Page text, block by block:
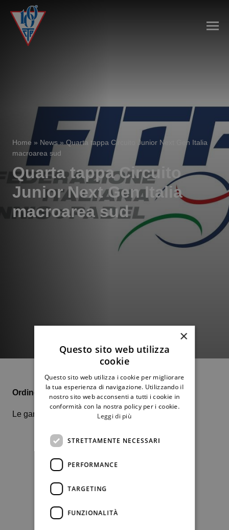
Home » News » Quarta tappa Circuito Junior Next Gen Italia
macroarea sud
Quarta tappa Circuito
Junior Next Gen Italia
macroarea sud
Ordine di gioco domenica 8 ottobre
Le gare femminili si svolgeranno al Tc2
×
Questo sito web utilizza
cookie
Questo sito web utilizza i cookie per migliorare
la tua esperienza di navigazione. Utilizzando il
nostro sito web acconsenti a tutti i cookie in
conformità con la nostra policy per i cookie.
Leggi di più
STRETTAMENTE NECESSARI
PERFORMANCE
TARGETING
FUNZIONALITÀ